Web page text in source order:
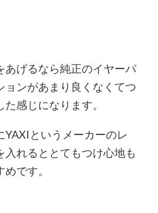
あげるなら純正のイヤーパ
ョンがあまり良くなくてつ
感じになります。
YAXIというメーカーのレ
入れるととてもつけ心地も
です。